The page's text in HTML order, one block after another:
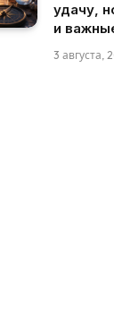
удачу,
и
3 августа,